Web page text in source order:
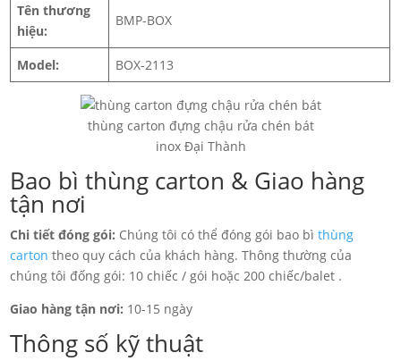
Tên thương
hiệu:
BMP-BOX
Model: BOX-2113
thùng carton đựng chậu rửa chén bát
inox Đại Thành
Bao bì thùng carton & Giao hàng
tận nơi
Chi tiết đóng gói: Chúng tôi có thể đóng gói bao bìthùng
carton theo quy cách của khách hàng. Thông thường của
chúng tôi đống gói: 10 chiếc / gói hoặc 200 chiếc/balet .
Giao hàng tận nơi: 10-15 ngày
Thông số kỹ thuật